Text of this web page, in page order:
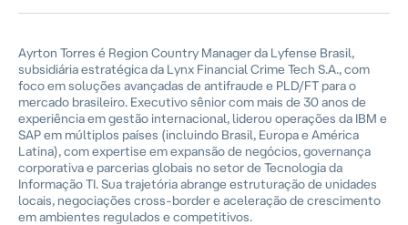
Ayrton Torres é Region Country Manager da Lyfense Brasil,
subsidiária estratégica da Lynx Financial Crime Tech S.A., com
foco em soluções avançadas de antifraude e PLD/FT para o
mercado brasileiro. Executivo sênior com mais de 30 anos de
experiência em gestão internacional, liderou operações da IBM e
SAP em múltiplos países (incluindo Brasil, Europa e América
Latina), com expertise em expansão de negócios, governança
corporativa e parcerias globais no setor de Tecnologia da
Informação TI. Sua trajetória abrange estruturação de unidades
locais, negociações cross-border e aceleração de crescimento
em ambientes regulados e competitivos.